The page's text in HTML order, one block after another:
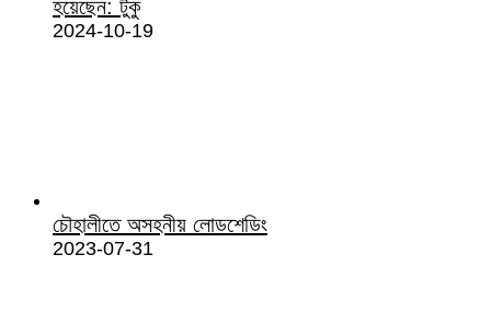
হয়েছেন: টুকু
2024-10-19
চৌহালীতে অসহনীয় লোডশেডিং
2023-07-31